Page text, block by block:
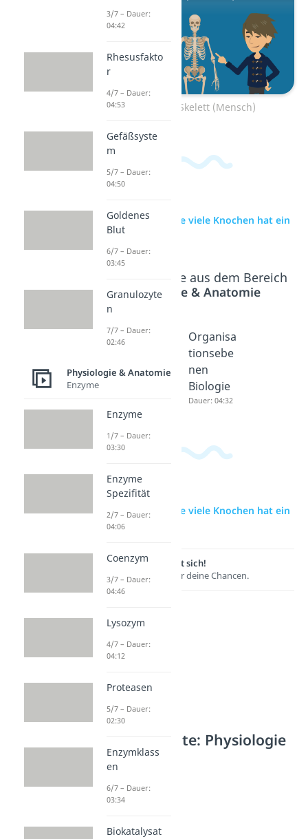
Zum Video: Skelett (Mensch)
zur Videoseite: Wie viele Knochen hat ein
Mensch?
Beliebte Inhalte aus dem Bereich
Physiologie & Anatomie
Gebiss
Dauer: 04:41
Skelett
Organisa
tionsebe
nen
Biologie
Dauer: 04:32
zur Videoseite: Wie viele Knochen hat ein
Mensch?
Lernen lohnt sich!
Entdecke hier deine Chancen.
Weitere Inhalte: Physiologie
& Anatomie
Skelett (Mensch)
Dauer: 05:00
3/7 – Dauer:
04:42
Rhesusfakto
r
4/7 – Dauer:
04:53
Gefäßsyste
m
5/7 – Dauer:
04:50
Goldenes
Blut
6/7 – Dauer:
03:45
Granulozyte
n
7/7 – Dauer:
02:46
Physiologie & Anatomie
Enzyme
Enzyme
1/7 – Dauer:
03:30
Enzyme
Spezifität
2/7 – Dauer:
04:06
Coenzym
3/7 – Dauer:
04:46
Lysozym
4/7 – Dauer:
04:12
Proteasen
5/7 – Dauer:
02:30
Enzymklass
en
6/7 – Dauer:
03:34
Biokatalysat